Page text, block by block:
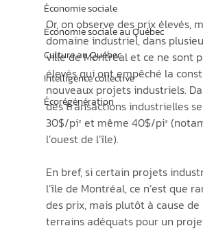
Économie sociale
Économie sociale au Québec
Culture au Québec
Intelligence collective
Écorégénération
Or, on observe des prix élevés,
domaine industriel, dans
ville de Montréal et ce ne sont
élevés qui ont empêché la
nouveaux projets industriels.
des transactions industrielles
30$/pi² et même 40$/pi²
l’ouest de l’île).
En bref, si certain projets
l’île de Montréal, ce n’est que
des prix, mais plutôt à cause
terrains adéquats pour un